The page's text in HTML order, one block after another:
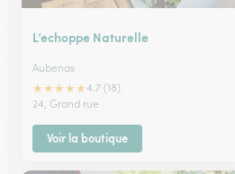
L’echoppe Naturelle
Aubenas
★★★★★4.7 (18)
24, Grand rue
Voir la boutique